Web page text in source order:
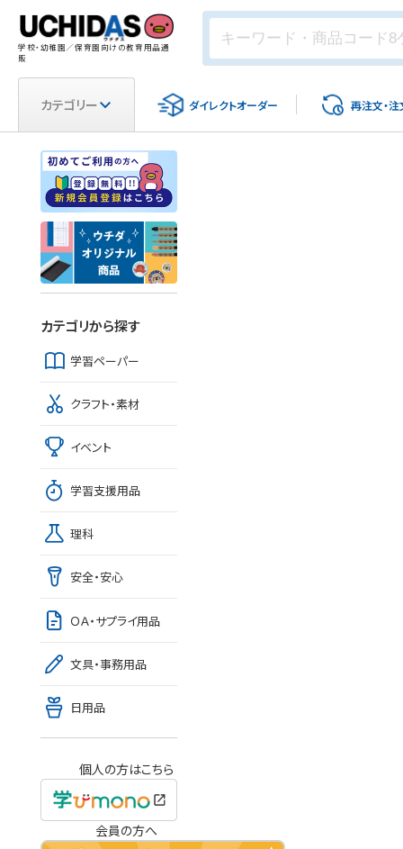
学校・幼稚園／保育園向けの教育用品通
販
カテゴリー ダイレクトオーダー 再注文・注
カテゴリから探す
学習ペーパー
クラフト・素材
イベント
学習支援用品
理科
安全・安心
ＯＡ・サプライ用品
文具・事務用品
日用品
個人の方はこちら
会員の方へ